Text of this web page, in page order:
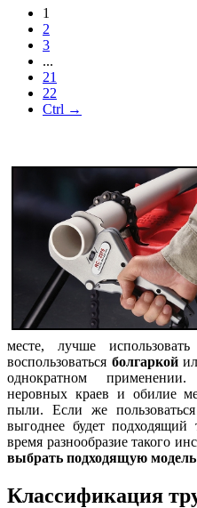
1
2
3
...
21
22
Ctrl →
месте, лучше использовать
воспользоваться болгаркой
однократном
неровных краев и обилие
пыли. Если же
выгоднее будет подходящий
время разнообразие такого
выбрать подходящую модель
Классификация